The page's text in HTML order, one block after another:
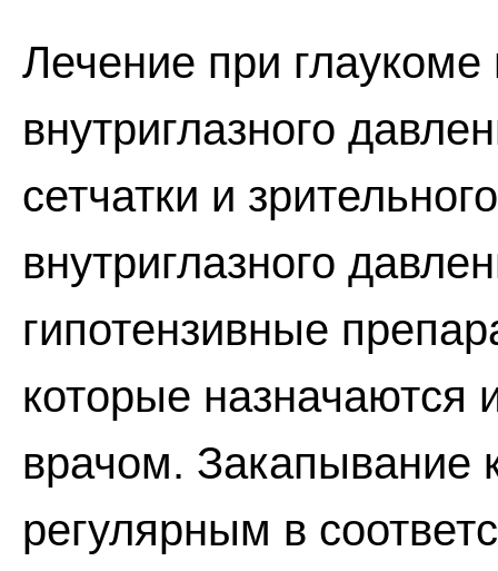
Лечение при
внутриглазного
сетчатки и
внутриглазного
гипотензивные
которые
врачом. Закапывание
регулярным в